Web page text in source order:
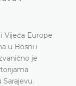
Vijeća Europe
u Bosni i
je